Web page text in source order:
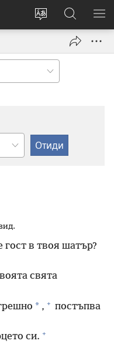
Смени
сайта
Влез
(отваря
прозорец)
Търсене
в
JW.ORG
в твоя шатър?
свята
* , + постъпва
си. +